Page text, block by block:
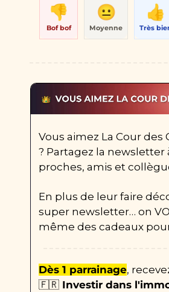
👎
Bof bof
😐
Moyenne
👍
Très
Vous aimez La Cour des
? Partagez la newsletter
proches, amis et
En plus de leur faire
super newsletter… on
même des cadeaux pour
Dès 1 parrainage
🇫🇷 Investir dans